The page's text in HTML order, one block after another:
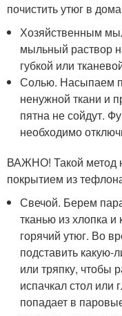
почистить утюг в
Хозяйственным
мыльный раствор
губкой или
Солью. Насыпаем
ненужной ткани и
пятна не сойдут.
необходимо
ВАЖНО! Такой метод
покрытием из
Свечой. Берем
тканью из хлопка
горячий утюг. Во
подставить какую-
или тряпку, чтобы
испачкал стол или
попадает в